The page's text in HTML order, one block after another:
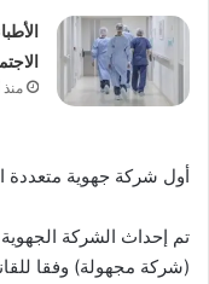
أول شركة جهوية متعددة
تم إحداث الشركة
(شركة مجهولة) وفقا للقانون